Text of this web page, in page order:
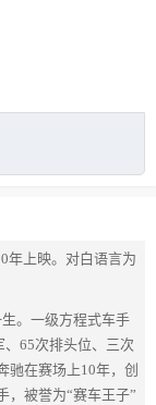
年上映。对白语言为
。一级方程式车手
65次排头位、三次
驰在赛场上10年，创
，被誉为“赛车王子”